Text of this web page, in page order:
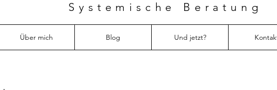
Systemische Beratung
Über mich Blog Und jetzt?